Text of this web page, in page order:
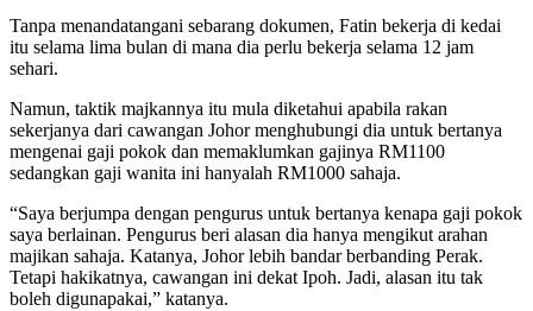
Tanpa menandatangani sebarang dokumen, Fatin bekerja di kedai
itu selama lima bulan di mana dia perlu bekerja selama 12 jam
sehari.
Namun, taktik majkannya itu mula diketahui apabila rakan
sekerjanya dari cawangan Johor menghubungi dia untuk bertanya
mengenai gaji pokok dan memaklumkan gajinya RM1100
sedangkan gaji wanita ini hanyalah RM1000 sahaja.
“Saya berjumpa dengan pengurus untuk bertanya kenapa gaji pokok
saya berlainan. Pengurus beri alasan dia hanya mengikut arahan
majikan sahaja. Katanya, Johor lebih bandar berbanding Perak.
Tetapi hakikatnya, cawangan ini dekat Ipoh. Jadi, alasan itu tak
boleh digunapakai,” katanya.